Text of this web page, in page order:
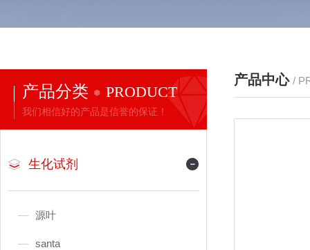
产品分类 PRODUCT
我们相信好的产品是信誉的保证！
生化试剂
源叶
santa
产品中心 /